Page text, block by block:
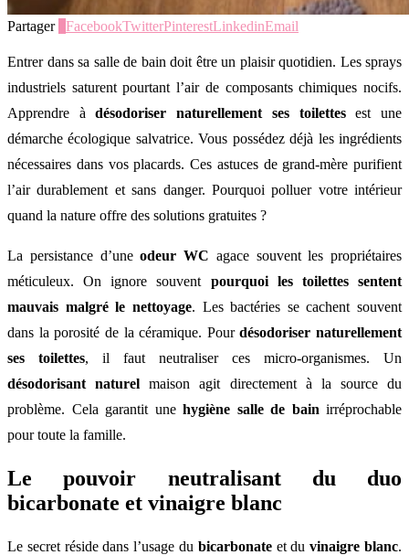
Partager FacebookTwitterPinterestLinkedinEmail
Entrer dans sa salle de bain doit être un plaisir quotidien. Les sprays
industriels saturent pourtant l’air de composants chimiques nocifs.
Apprendre àdésodoriser naturellement ses toilettesest une
démarche écologique salvatrice. Vous possédez déjà les ingrédients
nécessaires dans vos placards. Ces astuces de grand-mère purifient
l’air durablement et sans danger. Pourquoi polluer votre intérieur
quand la nature offre des solutions gratuites ?
La persistance d’uneodeur WC agace souvent les propriétaires
méticuleux. On ignore souvent pourquoi les toilettes sentent
mauvais malgré le nettoyage. Les bactéries se cachent souvent
dans la porosité de la céramique. Pourdésodoriser naturellement
ses toilettes, il faut neutraliser ces micro-organismes. Un
désodorisant naturel maison agit directement à la source du
problème. Cela garantit une hygiène salle de bain irréprochable
pour toute la famille.
Le pouvoir neutralisant du duo
bicarbonate et vinaigre blanc
Le secret réside dans l’usage du bicarbonateet duvinaigre blanc.